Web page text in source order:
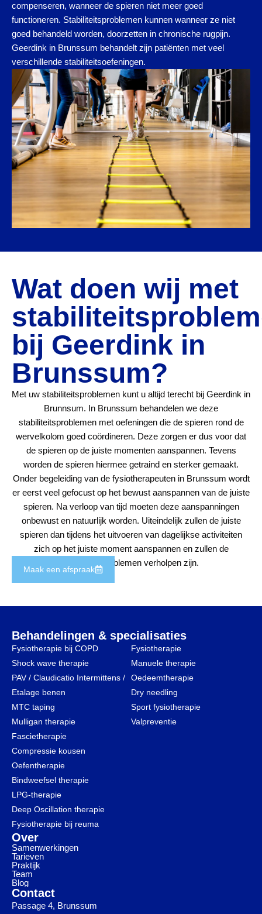
compenseren, wanneer de spieren niet meer goed
functioneren. Stabiliteitsproblemen kunnen wanneer ze niet
goed behandeld worden, doorzetten in chronische rugpijn.
Geerdink in Brunssum behandelt zijn patiënten met veel
verschillende stabiliteitsoefeningen.
Wat doen wij met
bij Geerdink in
Brunssum?
Met uw stabiliteitsproblemen kunt u altijd terecht bij Geerdink in
Brunnsum. In Brunssum behandelen we deze
stabiliteitsproblemen met oefeningen die de spieren rond de
wervelkolom goed coördineren. Deze zorgen er dus voor dat
de spieren op de juiste momenten aanspannen. Tevens
worden de spieren hiermee getraind en sterker gemaakt.
Onder begeleiding van de fysiotherapeuten in Brunssum wordt
er eerst veel gefocust op het bewust aanspannen van de juiste
spieren. Na verloop van tijd moeten deze aanspanningen
onbewust en natuurlijk worden. Uiteindelijk zullen de juiste
spieren dan tijdens het uitvoeren van dagelijkse activiteiten
zich op het juiste moment aanspannen en zullen de
stabiliteitsproblemen verholpen zijn.
Maak een afspraak
Behandelingen & specialisaties
Fysiotherapie bij COPD
Shock wave therapie
PAV / Claudicatio Intermittens /
Etalage benen
MTC taping
Mulligan therapie
Fascietherapie
Compressie kousen
Oefentherapie
Bindweefsel therapie
LPG-therapie
Deep Oscillation therapie
Fysiotherapie bij reuma
Fysiotherapie
Manuele therapie
Oedeemtherapie
Dry needling
Sport fysiotherapie
Valpreventie
Over
Samenwerkingen
Tarieven
Praktijk
Team
Blog
Contact
Passage 4, Brunssum